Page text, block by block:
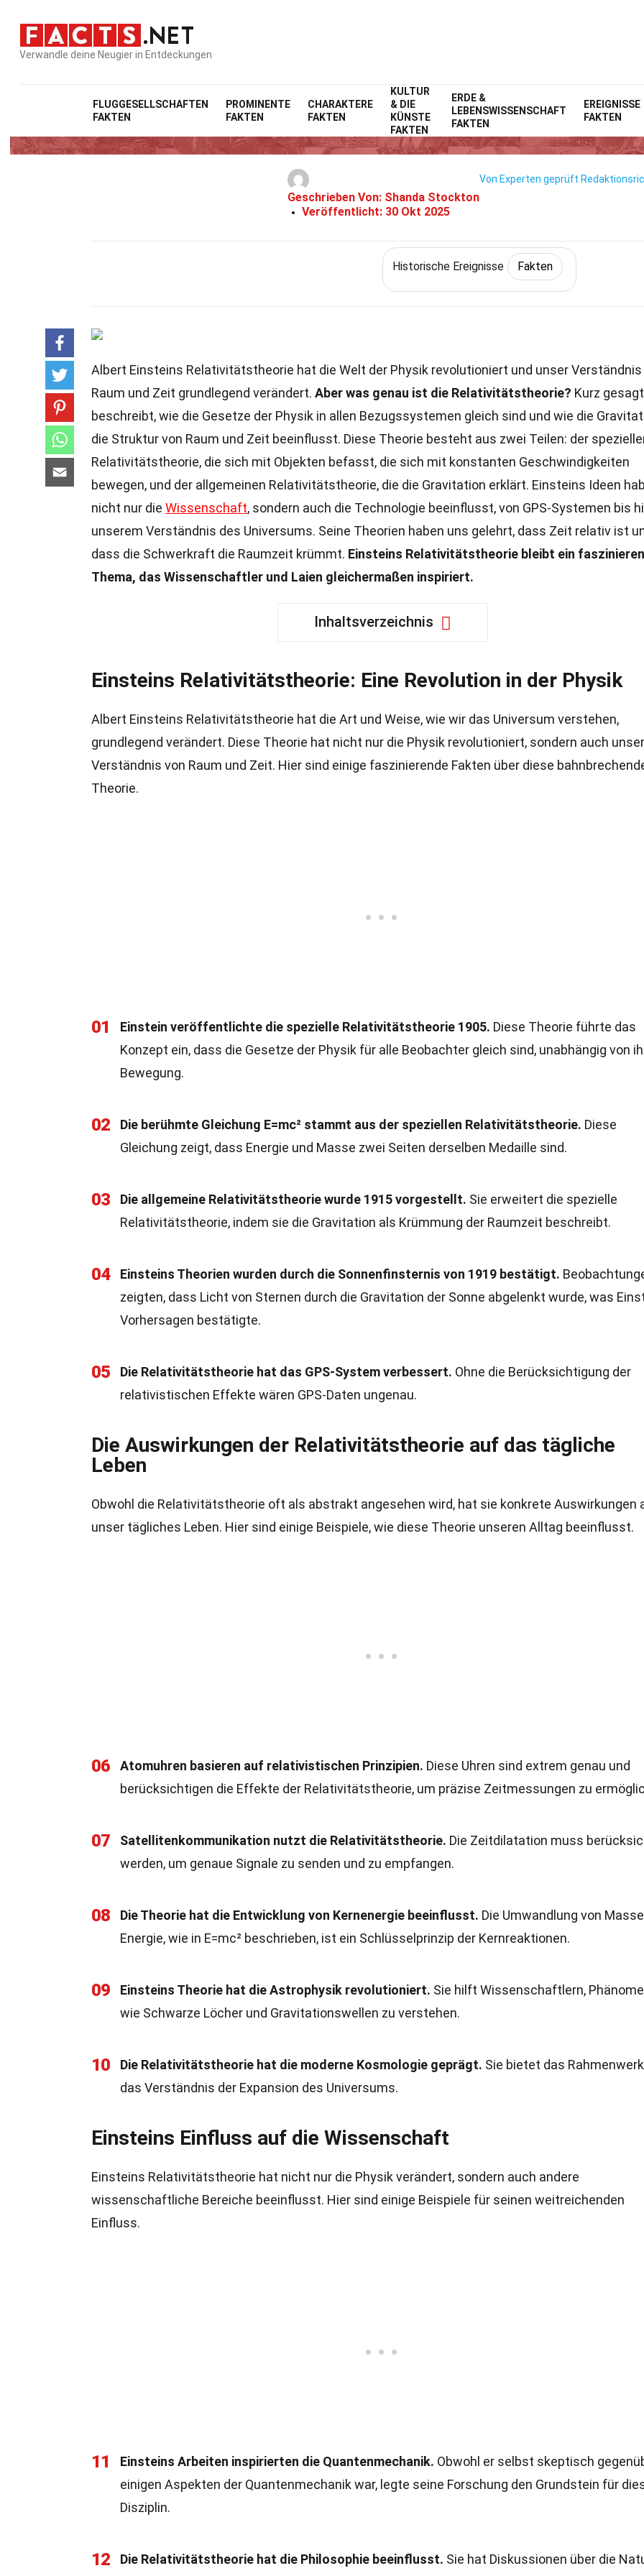
Verwandle deine Neugier in Entdeckungen
FLUGGESELLSCHAFTEN
FAKTEN
PROMINENTE
FAKTEN
CHARAKTERE
FAKTEN
KULTUR
& DIE
KÜNSTE
FAKTEN
ERDE &
LEBENSWISSENSCHAFT
FAKTEN
EREIGNISSE
FAKTEN
Home Geschichte Fakten Historische EreignisseFakten
35 Fakten Über Einsteins
Geschrieben Von: Shanda Stockton
Veröffentlicht: 30 Okt 2025
Von Experten geprüft
Historische Ereignisse Fakten
Albert Einsteins Relativitätstheorie hat die Welt der Physik revolutioniert und unser Verständnis
Raum und Zeit grundlegend verändert. Aber was genau ist die Relativitätstheorie? Kurz
beschreibt, wie die Gesetze der Physik in allen Bezugssystemen gleich sind und wie die
die Struktur von Raum und Zeit beeinflusst. Diese Theorie besteht aus zwei Teilen: der
Relativitätstheorie, die sich mit Objekten befasst, die sich mit konstanten Geschwindigkeiten
bewegen, und der allgemeinen Relativitätstheorie, die die Gravitation erklärt. Einsteins Ideen
nicht nur die Wissenschaft, sondern auch die Technologie beeinflusst, von GPS-Systemen bis
unserem Verständnis des Universums. Seine Theorien haben uns gelehrt, dass Zeit relativ ist
dass die Schwerkraft die Raumzeit krümmt. Einsteins Relativitätstheorie bleibt ein
Thema, das Wissenschaftler und Laien gleichermaßen inspiriert.
Inhaltsverzeichnis
Einsteins Relativitätstheorie: Eine Revolution in der Physik
Albert Einsteins Relativitätstheorie hat die Art und Weise, wie wir das Universum verstehen,
grundlegend verändert. Diese Theorie hat nicht nur die Physik revolutioniert, sondern auch unser
Verständnis von Raum und Zeit. Hier sind einige faszinierende Fakten über diese
Theorie.
01 Einstein veröffentlichte die spezielle Relativitätstheorie 1905. Diese Theorie führte das
Konzept ein, dass die Gesetze der Physik für alle Beobachter gleich sind, unabhängig von
Bewegung.
02 Die berühmte Gleichung E=mc² stammt aus der speziellen Relativitätstheorie. Diese
Gleichung zeigt, dass Energie und Masse zwei Seiten derselben Medaille sind.
03 Die allgemeine Relativitätstheorie wurde 1915 vorgestellt. Sie erweitert die spezielle
Relativitätstheorie, indem sie die Gravitation als Krümmung der Raumzeit beschreibt.
04 Einsteins Theorien wurden durch die Sonnenfinsternis von 1919 bestätigt.
zeigten, dass Licht von Sternen durch die Gravitation der Sonne abgelenkt wurde, was
Vorhersagen bestätigte.
05 Die Relativitätstheorie hat das GPS-System verbessert. Ohne die Berücksichtigung der
relativistischen Effekte wären GPS-Daten ungenau.
Die Auswirkungen der Relativitätstheorie auf das tägliche
Leben
Obwohl die Relativitätstheorie oft als abstrakt angesehen wird, hat sie konkrete Auswirkungen
unser tägliches Leben. Hier sind einige Beispiele, wie diese Theorie unseren Alltag beeinflusst.
06 Atomuhren basieren auf relativistischen Prinzipien. Diese Uhren sind extrem genau und
berücksichtigen die Effekte der Relativitätstheorie, um präzise Zeitmessungen zu
07 Satellitenkommunikation nutzt die Relativitätstheorie. Die Zeitdilatation muss
werden, um genaue Signale zu senden und zu empfangen.
08 Die Theorie hat die Entwicklung von Kernenergie beeinflusst. Die Umwandlung von
Energie, wie in E=mc² beschrieben, ist ein Schlüsselprinzip der Kernreaktionen.
09 Einsteins Theorie hat die Astrophysik revolutioniert. Sie hilft Wissenschaftlern,
wie Schwarze Löcher und Gravitationswellen zu verstehen.
10 Die Relativitätstheorie hat die moderne Kosmologie geprägt. Sie bietet das
das Verständnis der Expansion des Universums.
Einsteins Einfluss auf die Wissenschaft
Einsteins Relativitätstheorie hat nicht nur die Physik verändert, sondern auch andere
wissenschaftliche Bereiche beeinflusst. Hier sind einige Beispiele für seinen weitreichenden
Einfluss.
11 Einsteins Arbeiten inspirierten die Quantenmechanik. Obwohl er selbst skeptisch
einigen Aspekten der Quantenmechanik war, legte seine Forschung den Grundstein für
Disziplin.
12 Die Relativitätstheorie hat die Philosophie beeinflusst. Sie hat Diskussionen über die